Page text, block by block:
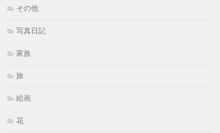
その他
写真日記
家族
旅
絵画
花